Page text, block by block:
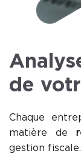
de
Chaque
matière de
gestion fiscale.